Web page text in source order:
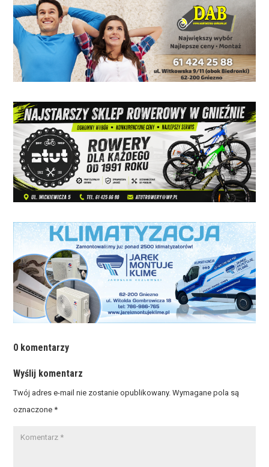
0 komentarzy
Wyślij komentarz
Twój adres e-mail nie zostanie opublikowany. Wymagane pola są
oznaczone*